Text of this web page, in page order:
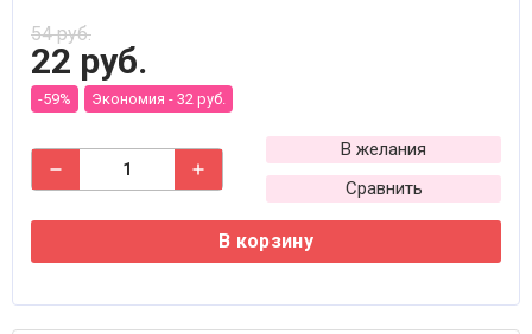
54 руб.
22 руб.
-59% Экономия - 32 руб.
В желания
Сравнить
В корзину